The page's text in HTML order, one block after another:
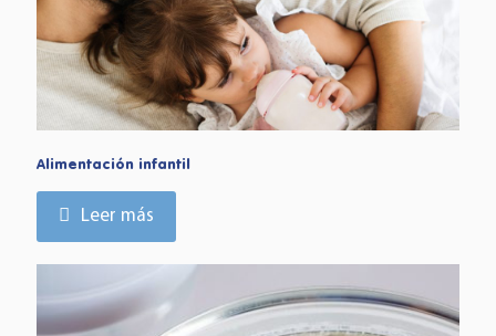
Alimentación infantil
Leer más